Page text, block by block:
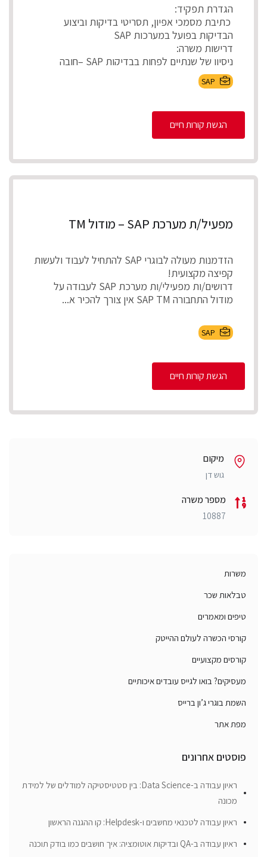
הגדרת תפקיד:
כתיבת מסמכי אפיון, תסריטי בדיקות וביצוע
הבדיקות בפועל במערכות SAP
דרישות משרה:
ניסיון של שנתיים לפחות בבדיקות SAP –חובה
ידע...SAP
הגשת קורות חיים
מפעיל/ת מערכת SAP – מודול TM
הזדמנות מעולה לבוגרי SAP להתחיל לעבוד ולעשות
קפיצה מקצועית!
דרושים/ות מפעילי/ות מערכת SAP לעבודה על
מודול התחבורה SAP TM אין צורך להכיר א...
SAP
הגשת קורות חיים
מיקום
גוש דן
מספר משרה
10887
משרות
טבלאות שכר
טיפים ומאמרים
קורסי הכשרה לעולם ההייטק
קורסים מקצועיים
מעסיקים? בואו לגייס עובדים איכותיים
השמת בוגרי ג’ון ברייס
מפת אתר
פוסטים אחרונים
ראיון עבודה ב-Data Science: בין סטטיסטיקה למודלים של למידת
מכונה
ראיון עבודה לטכנאי מחשבים ו-Helpdesk: קו ההגנה הראשון
ראיון עבודה ב-QA ובדיקות אוטומציה: איך חושבים כמו בודק תוכנה